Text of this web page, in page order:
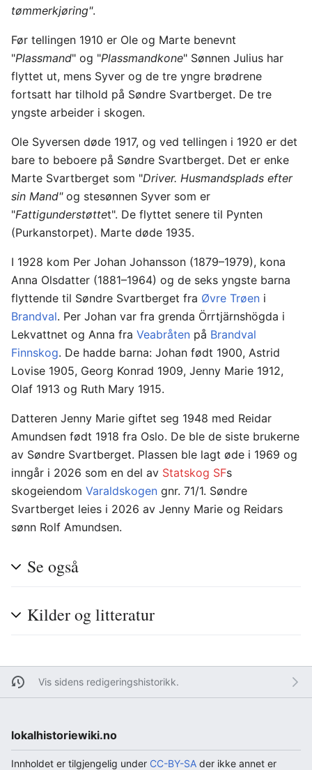
tømmerkjøring".
Før tellingen 1910 er Ole og Marte benevnt
"Plassmand" og "Plassmandkone" Sønnen Julius har
flyttet ut, mens Syver og de tre yngre brødrene
fortsatt har tilhold på Søndre Svartberget. De tre
yngste arbeider i skogen.
Ole Syversen døde 1917, og ved tellingen i 1920 er det
bare to beboere på Søndre Svartberget. Det er enke
Marte Svartberget som "Driver. Husmandsplads efter
sin Mand"og stesønnen Syver som er
"Fattigunderstøttet". De flyttet senere til Pynten
(Purkanstorpet). Marte døde 1935.
I 1928 kom Per Johan Johansson (1879–1979), kona
Anna Olsdatter (1881–1964) og de seks yngste barna
flyttende til Søndre Svartberget fra Øvre Trøen i
Brandval. Per Johan var fra grenda Örrtjärnshögda i
Lekvattnet og Anna fra Veabråten på Brandval
Finnskog. De hadde barna: Johan født 1900, Astrid
Lovise 1905, Georg Konrad 1909, Jenny Marie 1912,
Olaf 1913 og Ruth Mary 1915.
Datteren Jenny Marie giftet seg 1948 med Reidar
Amundsen født 1918 fra Oslo. De ble de siste brukerne
av Søndre Svartberget. Plassen ble lagt øde i 1969 og
inngår i 2026 som en del av Statskog SFs
skogeiendom Varaldskogen gnr. 71/1. Søndre
Svartberget leies i 2026 av Jenny Marie og Reidars
sønn Rolf Amundsen.
Se også
Kilder og litteratur
Vis sidens redigeringshistorikk.
lokalhistoriewiki.no
Innholdet er tilgjengelig under CC-BY-SA der ikke annet er